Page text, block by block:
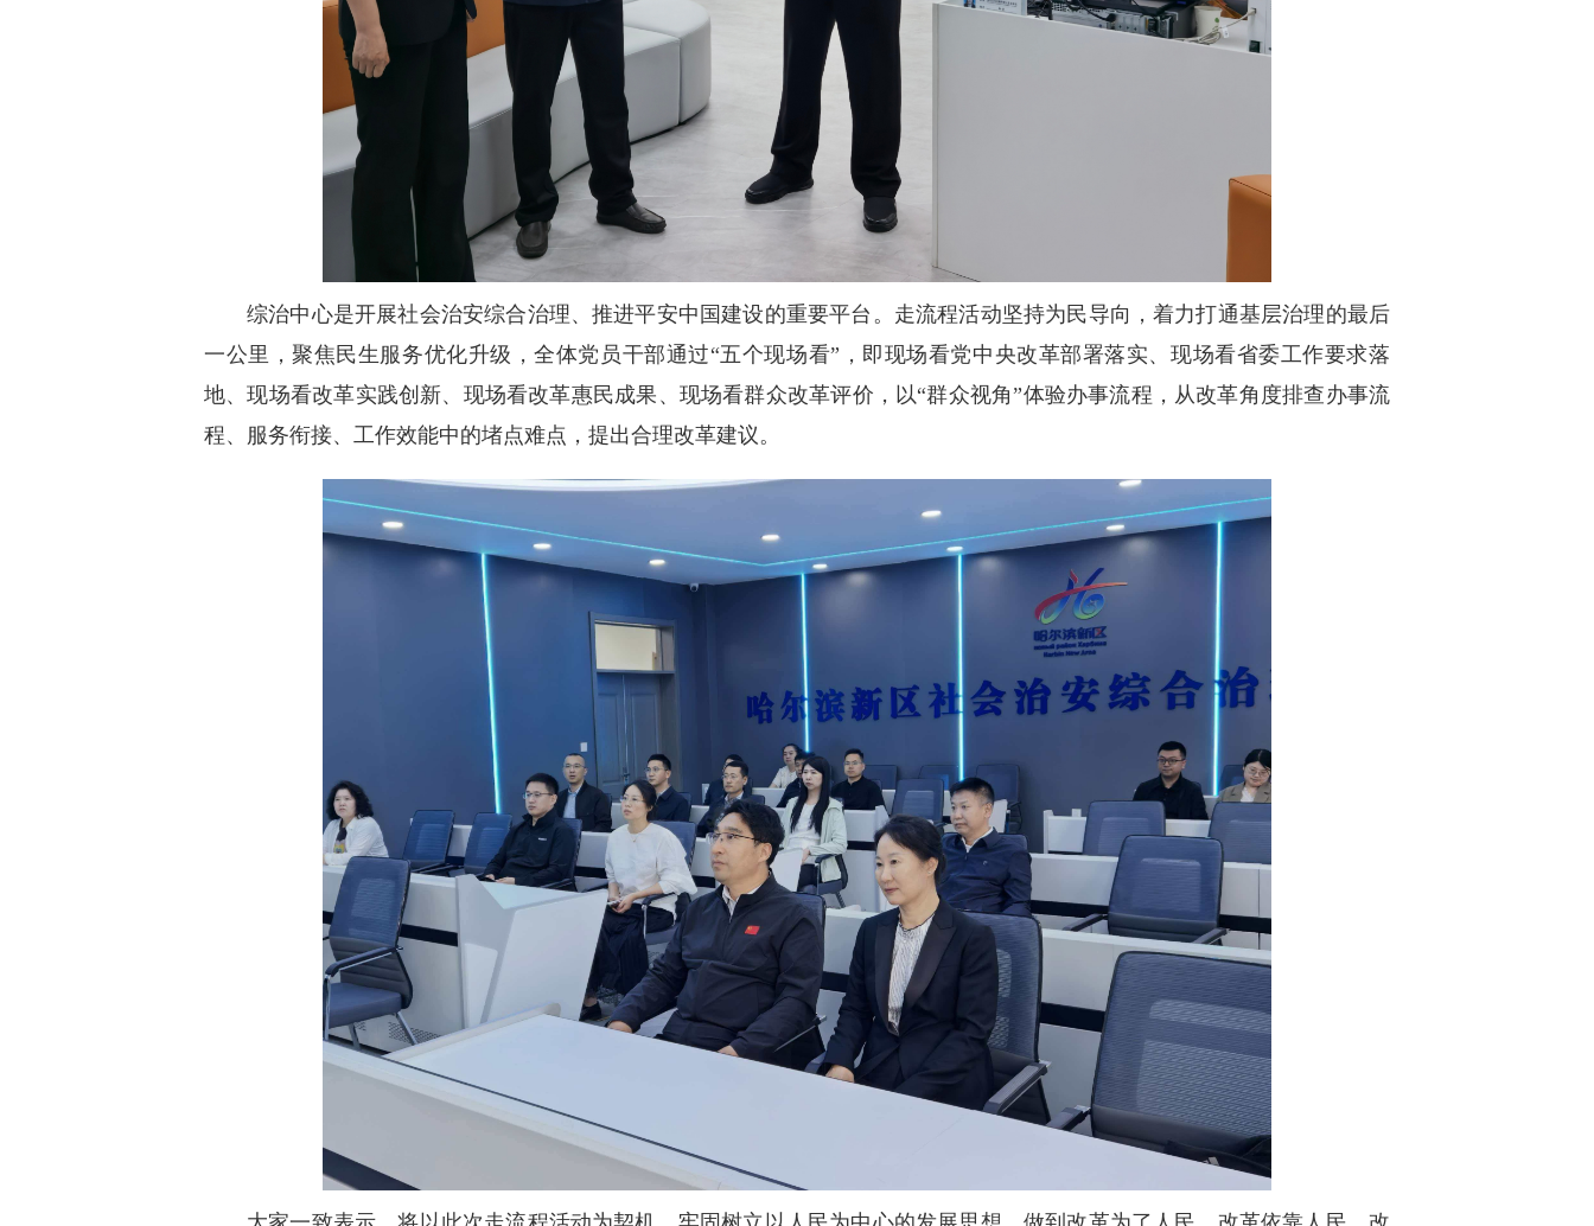
综治中心是开展社会治安综合治理、推进平安中国建设的重要平台。走流程活动坚持为民导向，着力打通基层治理的最后
一公里，聚焦民生服务优化升级，全体党员干部通过“五个现场看”，即现场看党中央改革部署落实、现场看省委工作要求落
地、现场看改革实践创新、现场看改革惠民成果、现场看群众改革评价，以“群众视角”体验办事流程，从改革角度排查办事流
程、服务衔接、工作效能中的堵点难点，提出合理改革建议。